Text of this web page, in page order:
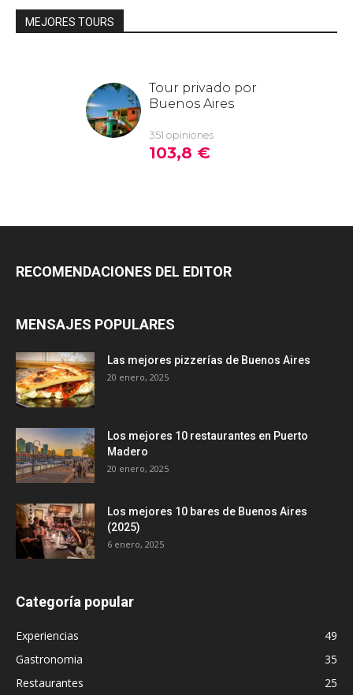
MEJORES TOURS
RECOMENDACIONES DEL EDITOR
MENSAJES POPULARES
Las mejores pizzerías de Buenos Aires
20 enero, 2025
Los mejores 10 restaurantes en Puerto
Madero
20 enero, 2025
Los mejores 10 bares de Buenos Aires
(2025)
6 enero, 2025
Categoría popular
Experiencias
49
Gastronomia
35
Restaurantes
25